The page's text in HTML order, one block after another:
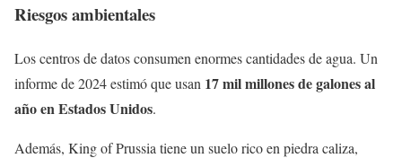
Riesgos ambientales
Los centros de datos consumen enormes cantidades de agua. Un
informe de 2024 estimó que usan 17 mil millones de galones al
año en Estados Unidos.
Además, King of Prussia tiene un suelo rico en piedra caliza,